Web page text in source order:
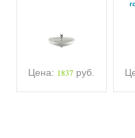
Цена: 1837 руб.